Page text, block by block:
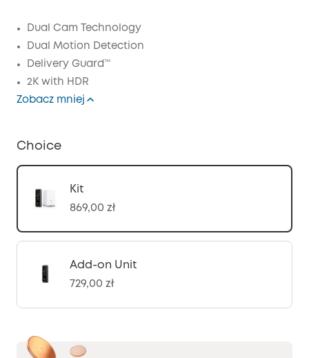
Wyłączony
Dual Cam Technology
Dual Motion Detection
Delivery Guard™
2K with HDR
Zobacz mniej
Choice
Kit
869,00 zł
Add-on Unit
729,00 zł